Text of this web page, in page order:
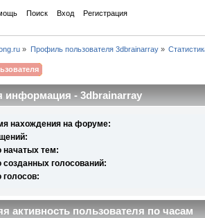
Поиск Вход Регистрация
» Профиль пользователя 3dbrainarray»
информация - 3dbrainarray
нахождения на форуме:
начатых тем:
созданных голосований:
голосов:
активность пользователя по часам